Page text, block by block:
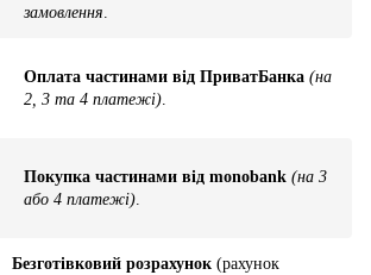
замовлення
Оплата частинами від ПриватБанка (на
2, 3 та 4 платежі)
Покупка частинами від monobank (на 3
або 4 платежі)
Безготівковий розрахунок (рахунок